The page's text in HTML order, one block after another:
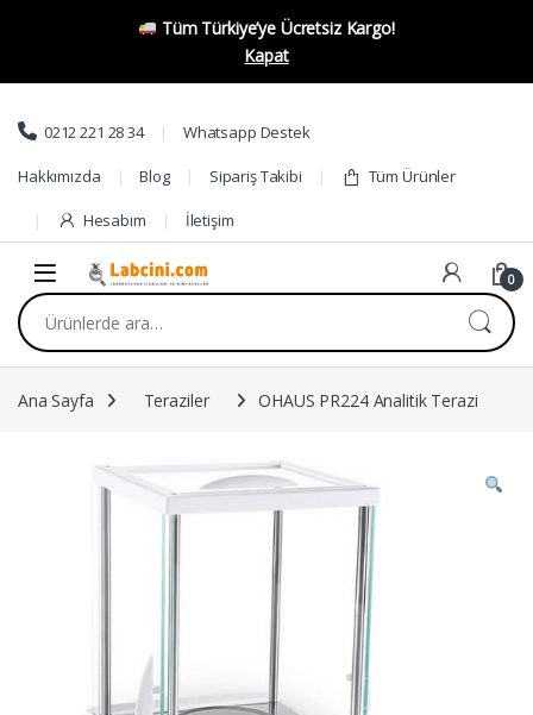
Tüm Türkiye’ye Ücretsiz Kargo!
Kapat
Skip to navigation
Skip to content
0212 221 28 34 Whatsapp Destek
Hakkımızda Blog Sipariş Takibi Tüm Ürünler
Hesabım İletişim
0
Ara:
Ana Sayfa Teraziler OHAUS PR224 Analitik Terazi